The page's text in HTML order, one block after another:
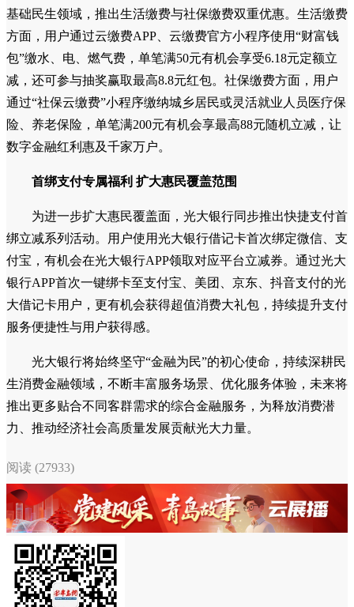
基础民生领域，推出生活缴费与社保缴费双重优惠。生活缴费
方面，用户通过云缴费APP、云缴费官方小程序使用“财富钱
包”缴水、电、燃气费，单笔满50元有机会享受6.18元定额立
减，还可参与抽奖赢取最高8.8元红包。社保缴费方面，用户
通过“社保云缴费”小程序缴纳城乡居民或灵活就业人员医疗保
险、养老保险，单笔满200元有机会享最高88元随机立减，让
数字金融红利惠及千家万户。
首绑支付专属福利 扩大惠民覆盖范围
为进一步扩大惠民覆盖面，光大银行同步推出快捷支付首
绑立减系列活动。用户使用光大银行借记卡首次绑定微信、支
付宝，有机会在光大银行APP领取对应平台立减券。通过光大
银行APP首次一键绑卡至支付宝、美团、京东、抖音支付的光
大借记卡用户，更有机会获得超值消费大礼包，持续提升支付
服务便捷性与用户获得感。
光大银行将始终坚守“金融为民”的初心使命，持续深耕民
生消费金融领域，不断丰富服务场景、优化服务体验，未来将
推出更多贴合不同客群需求的综合金融服务，为释放消费潜
力、推动经济社会高质量发展贡献光大力量。
阅读 (27933)